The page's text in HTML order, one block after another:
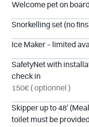
Welcome pet on
Snorkelling set (no
Ice Maker – limited
SafetyNet with
check in
150€ ( optionnel )
Skipper up to 48′
toilet must be